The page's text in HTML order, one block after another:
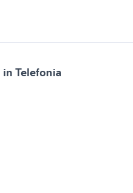
Telefonia